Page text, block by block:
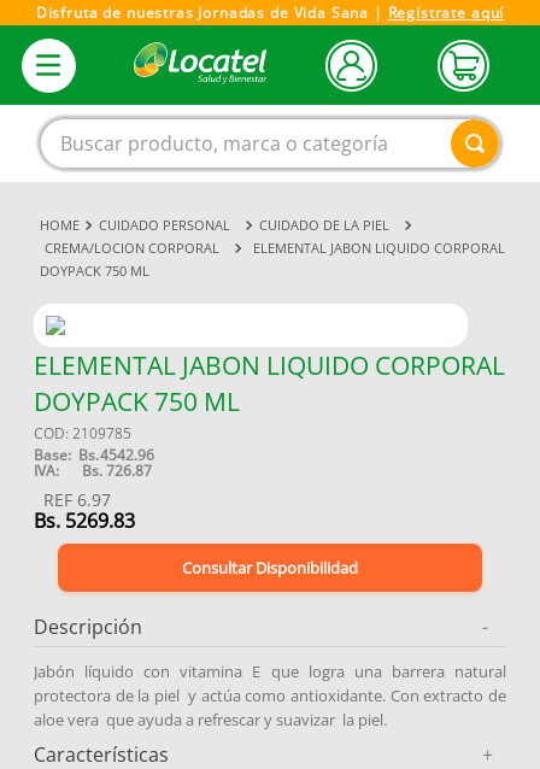
Disfruta de nuestras Jornadas de Vida Sana | Regístrate aquí
Buscar producto, marca o categoría
CUIDADO PERSONAL
CUIDADO DE LA PIEL
CREMA/LOCION CORPORAL
ELEMENTAL JABON LIQUIDO CORPORAL
DOYPACK 750 ML
ELEMENTAL JABON LIQUIDO CORPORAL
DOYPACK 750 ML
COD: 2109785
Base: Bs.4542.96
IVA: Bs.726.87
REF 6.97
Bs. 5269.83
Consultar Disponibilidad
Descripción -
Jabón líquido con vitamina E que logra una barrera natural
protectora de la piel y actúa como antioxidante. Con extracto de
aloe vera que ayuda a refrescar y suavizar la piel.
Características +
1.
magnesio
2.
omega 3
3 .
4.
vitamina c
5.
vitamina
6.
linezolid
8.
miovit
medias compresión